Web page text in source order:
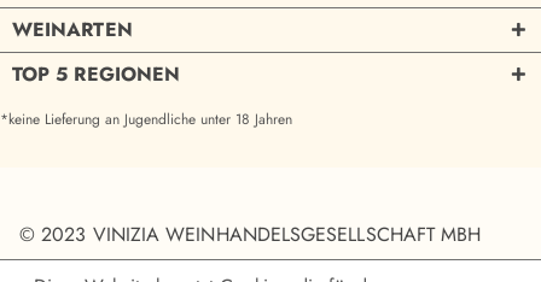
WEINARTEN
TOP 5 REGIONEN
*keine Lieferung an Jugendliche unter 18 Jahren
© 2023 VINIZIA WEINHANDELSGESELLSCHAFT MBH